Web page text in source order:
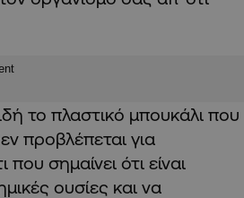
το πλαστικό μπουκάλι που
προβλέπεται για
σημαίνει ότι είναι
ουσίες και να